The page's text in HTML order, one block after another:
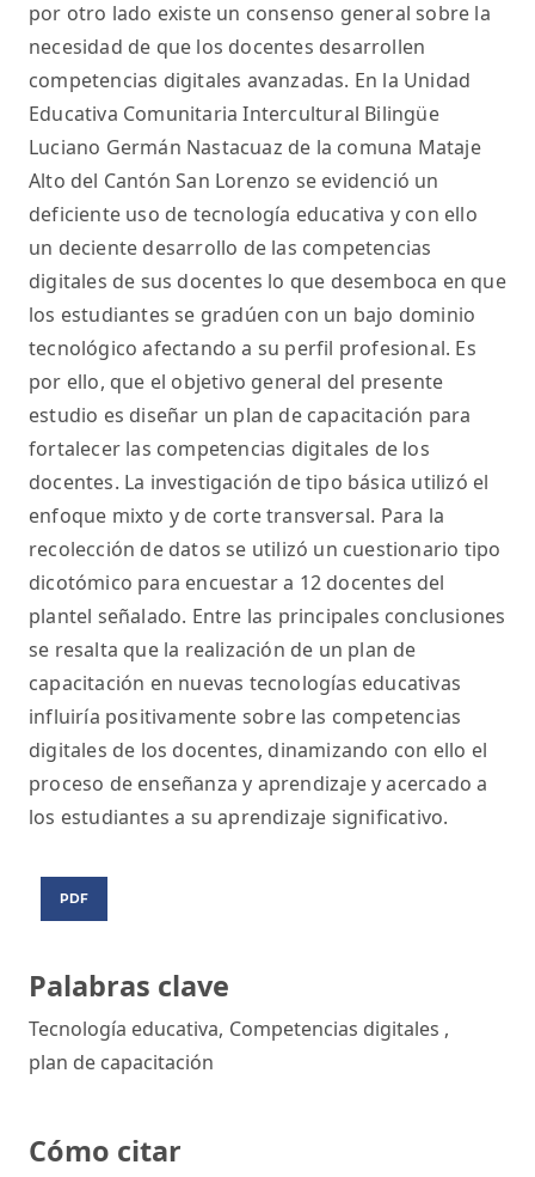
Palabras clave
Tecnología educativa, Competencias digitales ,
plan de capacitación
Cómo citar
por otro lado existe un consenso general sobre la
necesidad de que los docentes desarrollen
competencias digitales avanzadas. En la Unidad
Educativa Comunitaria Intercultural Bilingüe
Luciano Germán Nastacuaz de la comuna Mataje
Alto del Cantón San Lorenzo se evidenció un
deficiente uso de tecnología educativa y con ello
un deciente desarrollo de las competencias
digitales de sus docentes lo que desemboca en que
los estudiantes se gradúen con un bajo dominio
tecnológico afectando a su perfil profesional. Es
por ello, que el objetivo general del presente
estudio es diseñar un plan de capacitación para
fortalecer las competencias digitales de los
docentes. La investigación de tipo básica utilizó el
enfoque mixto y de corte transversal. Para la
recolección de datos se utilizó un cuestionario tipo
dicotómico para encuestar a 12 docentes del
plantel señalado. Entre las principales conclusiones
se resalta que la realización de un plan de
capacitación en nuevas tecnologías educativas
influiría positivamente sobre las competencias
digitales de los docentes, dinamizando con ello el
proceso de enseñanza y aprendizaje y acercado a
los estudiantes a su aprendizaje significativo.
PDF